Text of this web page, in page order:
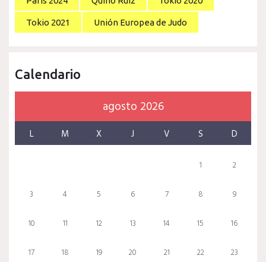
Tokio 2021 Unión Europea de Judo
Calendario
agosto 2026
L M X J V S D
1 2
3 4 5 6 7 8 9
10 11 12 13 14 15 16
17 18 19 20 21 22 23